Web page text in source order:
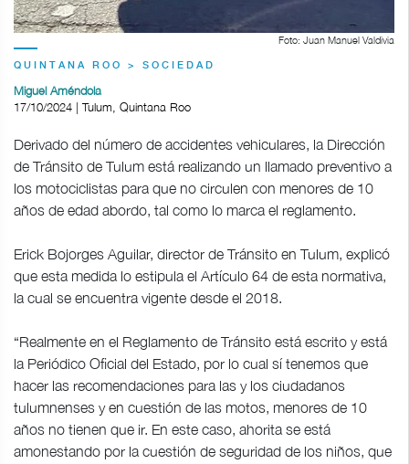
Foto: Juan Manuel Valdivia
QUINTANA ROO > SOCIEDAD
Miguel Améndola
17/10/2024 | Tulum, Quintana Roo
Derivado del número de accidentes vehiculares, la Dirección
de Tránsito de Tulum está realizando un llamado preventivo a
los motociclistas para que no circulen con menores de 10
años de edad abordo, tal como lo marca el reglamento.
Erick Bojorges Aguilar, director de Tránsito en Tulum, explicó
que esta medida lo estipula el Artículo 64 de esta normativa,
la cual se encuentra vigente desde el 2018.
“Realmente en el Reglamento de Tránsito está escrito y está
la Periódico Oficial del Estado, por lo cual sí tenemos que
hacer las recomendaciones para las y los ciudadanos
tulumnenses y en cuestión de las motos, menores de 10
años no tienen que ir. En este caso, ahorita se está
amonestando por la cuestión de seguridad de los niños, que